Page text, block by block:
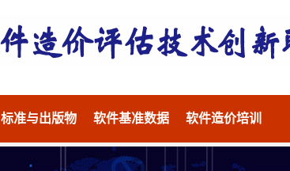
标准与出版物 软件基准数据 软件造价培训